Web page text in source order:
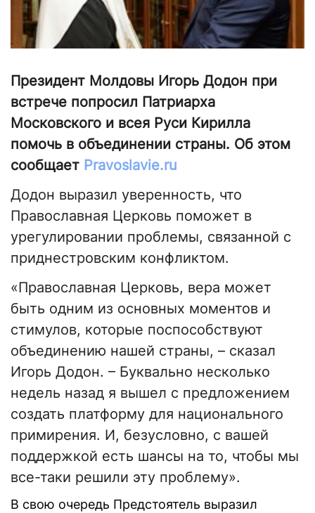
Президент Молдовы Игорь Додон при
встрече попросил Патриарха
Московского и всея Руси Кирилла
помочь в объединении страны. Об этом
сообщает Pravoslavie.ru
Додон выразил уверенность, что
Православная Церковь поможет в
урегулировании проблемы, связанной с
приднестровским конфликтом.
«Православная Церковь, вера может
быть одним из основных моментов и
стимулов, которые поспособствуют
объединению нашей страны, – сказал
Игорь Додон. – Буквально несколько
недель назад я вышел с предложением
создать платформу для национального
примирения. И, безусловно, с вашей
поддержкой есть шансы на то, чтобы мы
все-таки решили эту проблему».
В свою очередь Предстоятель выразил